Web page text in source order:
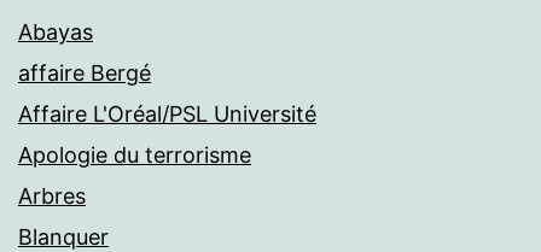
Abayas
affaire Bergé
Affaire L'Oréal/PSL Université
Apologie du terrorisme
Arbres
Blanquer